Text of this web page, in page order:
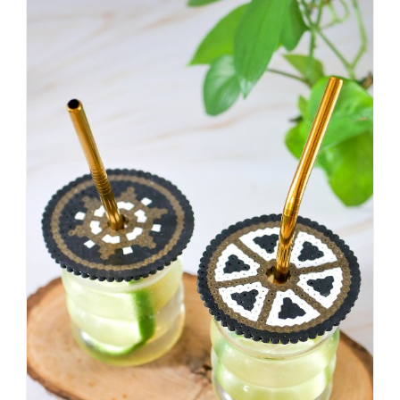
schöner
KNALLTS!
#badezimmer
#makeover
#badezimmerdesign
#renovieren
#altbau